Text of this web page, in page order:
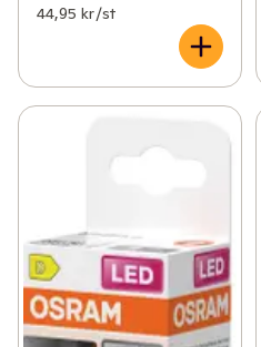
44,95 kr /st